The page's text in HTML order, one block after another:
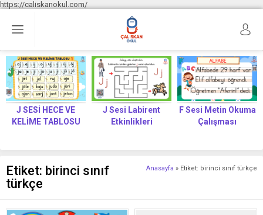
https://caliskanokul.com/
J SESİ HECE VE
KELİME TABLOSU
J Sesi Labirent
Etkinlikleri
F Sesi Metin Okuma
Çalışması
Anasayfa » Etiket: birinci sınıf türkçe
Etiket: birinci sınıf
türkçe